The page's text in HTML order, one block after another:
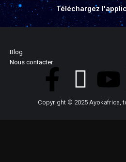
Téléchargez
Blog
Nous contacter
Copyright © 2025 Ayokafrica,